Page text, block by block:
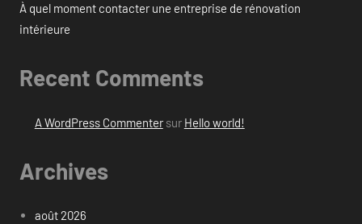
À quel moment contacter une entreprise de rénovation
intérieure
Recent Comments
A WordPress Commentersur Hello world!
Archives
août 2026